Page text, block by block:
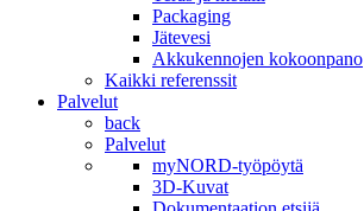
Packaging
Jätevesi
Akkukennojen kokoonpano
Kaikki referenssit
Palvelut
back
Palvelut
myNORD-työpöytä
3D-Kuvat